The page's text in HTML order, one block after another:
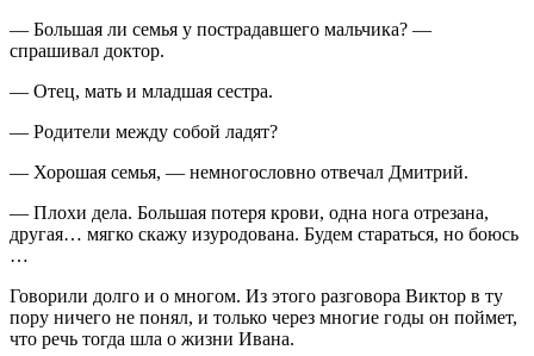
— Большая ли семья у пострадавшего мальчика? —
спрашивал доктор.
— Отец, мать и младшая сестра.
— Родители между собой ладят?
— Хорошая семья, — немногословно отвечал Дмитрий.
— Плохи дела. Большая потеря крови, одна нога отрезана,
другая… мягко скажу изуродована. Будем стараться, но боюсь
…
Говорили долго и о многом. Из этого разговора Виктор в ту
пору ничего не понял, и только через многие годы он поймет,
что речь тогда шла о жизни Ивана.